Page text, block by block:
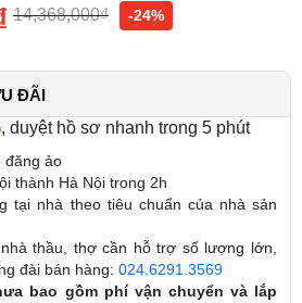
14,368,000₫ -24%
ĐÃI
, duyệt hồ sơ nhanh trong 5 phút
đăng ảo
thành Hà Nội trong 2h
tại nhà theo tiêu chuẩn của nhà sản
thầu, thợ cần hỗ trợ số lượng lớn,
đài bán hàng: 024.6291.3569
bao gồm phí vận chuyển và lắp